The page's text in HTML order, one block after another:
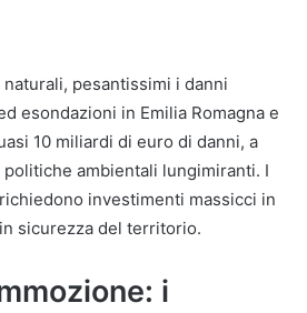
pesantissimi i danni
esondazioni in Emilia Romagna e
10 miliardi di euro di danni, a
politiche ambientali lungimiranti. I
investimenti massicci in
sicurezza del territorio.
i